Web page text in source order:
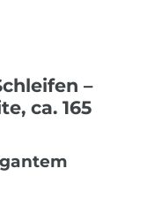
–
ca. 165